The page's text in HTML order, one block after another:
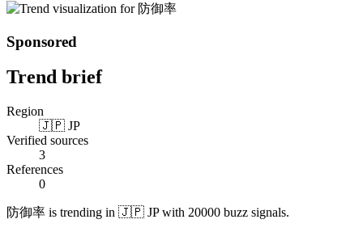
Sponsored
Trend brief
Region
🇯🇵 JP
Verified sources
3
References
0
防御率 is trending in 🇯🇵 JP with 20000 buzz signals.